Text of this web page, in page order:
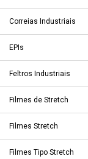
Correias Industriais
EPIs
Feltros Industriais
Filmes de Stretch
Filmes Stretch
Filmes Tipo Stretch